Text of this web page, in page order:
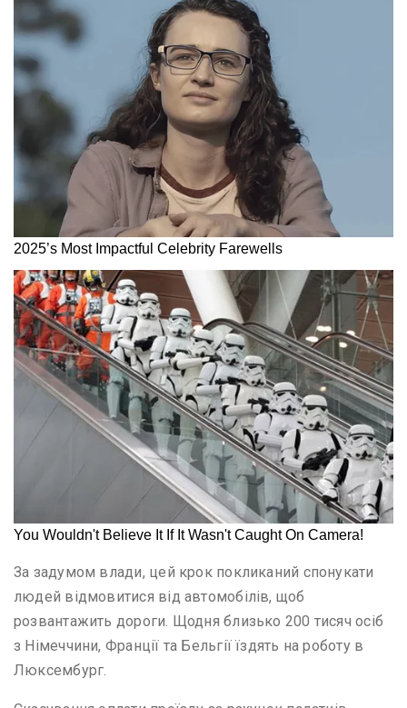
За задумом влади, цей крок покликаний спонукати
людей відмовитися від автомобілів, щоб
розвантажить дороги. Щодня близько 200 тисяч осіб
з Німеччини, Франції та Бельгії їздять на роботу в
Люксембург.